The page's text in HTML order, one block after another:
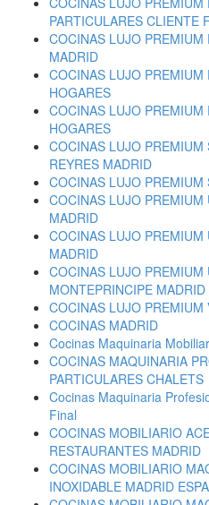
PARTICULARES CLIENTE
COCINAS LUJO PREMIUM
MADRID
COCINAS LUJO PREMIUM
HOGARES
COCINAS LUJO PREMIUM
HOGARES
COCINAS LUJO PREMIUM
REYRES MADRID
COCINAS LUJO
COCINAS LUJO
MADRID
COCINAS LUJO
MADRID
COCINAS LUJO PREMIUM
MONTEPRINCIPE MADRID
COCINAS LUJO
COCINAS MADRID
Cocinas Maquinaria
COCINAS MAQUINARIA
PARTICULARES CHALETS
Cocinas Maquinaria
Final
COCINAS MOBILIARIO
RESTAURANTES MADRID
COCINAS MOBILIARIO
INOXIDABLE MADRID